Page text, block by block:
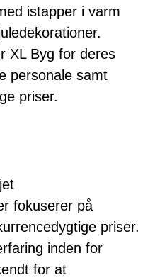
istapper i varm
XL Byg for deres
personale samt
priser.
fokuserer på
priser.
inden for
for at